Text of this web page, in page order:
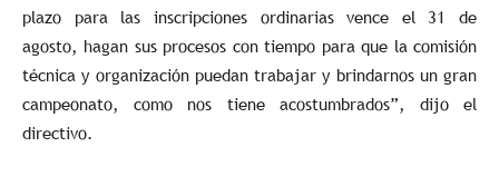
plazo para las inscripciones ordinarias vence el 31 de
agosto, hagan sus procesos con tiempo para que la comisión
técnica y organización puedan trabajar y brindarnos un gran
campeonato, como nos tiene acostumbrados”, dijo el
directivo.